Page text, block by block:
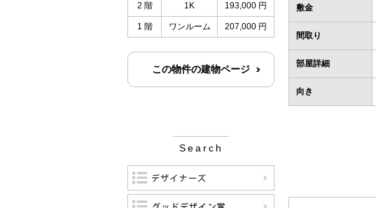
敷金
間取り
部屋詳細
向き
2 階 1K 193,000 円
1 階 ワンルーム 207,000 円
この物件の建物ページ
Search